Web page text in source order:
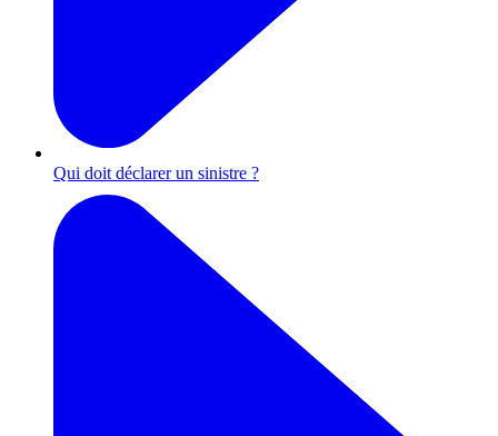
Qui doit déclarer un sinistre ?